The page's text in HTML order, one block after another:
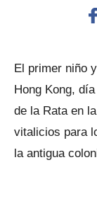
El primer niño
Hong Kong,
de la Rata en
vitalicios para
la antigua